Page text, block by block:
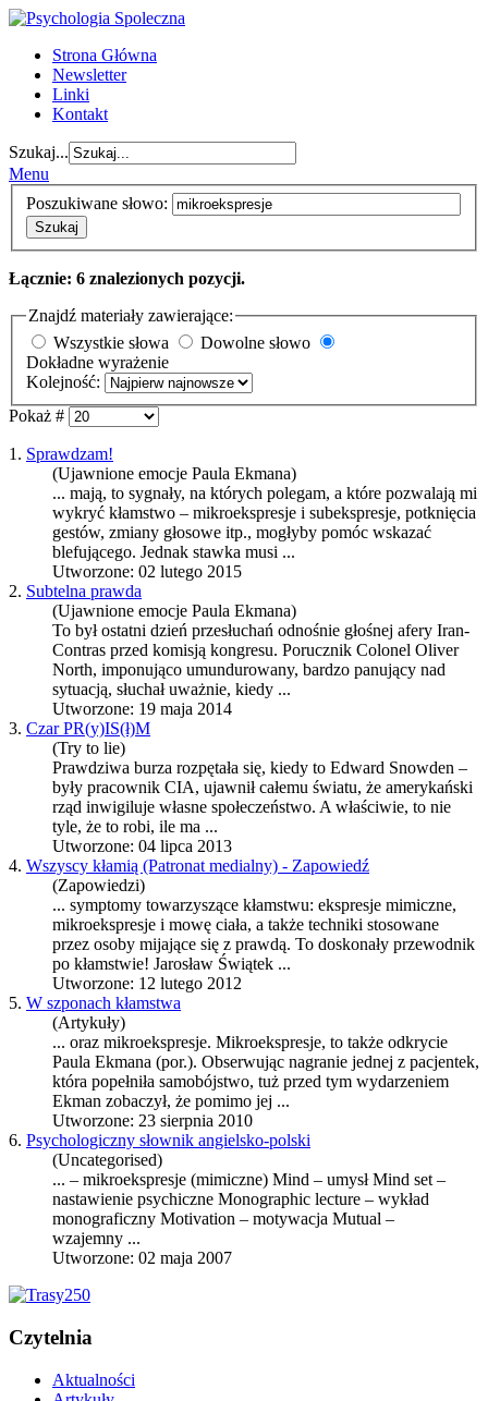
Strona Główna
Newsletter
Linki
Kontakt
Szukaj...
Menu
Poszukiwane słowo:
Szukaj
Łącznie: 6 znalezionych pozycji.
Znajdź materiały zawierające:
Wszystkie słowa
Dowolne słowo
Dokładne wyrażenie
Kolejność:
Pokaż #
1. Sprawdzam!
(Ujawnione emocje Paula Ekmana)
... mają, to sygnały, na których polegam, a które pozwalają mi
wykryć kłamstwo – mikroekspresje i subekspresje, potknięcia
gestów, zmiany głosowe itp., mogłyby pomóc wskazać
blefującego. Jednak stawka musi ...
Utworzone: 02 lutego 2015
2. Subtelna prawda
(Ujawnione emocje Paula Ekmana)
To był ostatni dzień przesłuchań odnośnie głośnej afery Iran-
Contras przed komisją kongresu. Porucznik Colonel Oliver
North, imponująco umundurowany, bardzo panujący nad
sytuacją, słuchał uważnie, kiedy ...
Utworzone: 19 maja 2014
3. Czar PR(y)IS(ł)M
(Try to lie)
Prawdziwa burza rozpętała się, kiedy to Edward Snowden –
były pracownik CIA, ujawnił całemu światu, że amerykański
rząd inwigiluje własne społeczeństwo. A właściwie, to nie
tyle, że to robi, ile ma ...
Utworzone: 04 lipca 2013
4. Wszyscy kłamią (Patronat medialny) - Zapowiedź
(Zapowiedzi)
... symptomy towarzyszące kłamstwu: ekspresje mimiczne,
mikroekspresje i mowę ciała, a także techniki stosowane
przez osoby mijające się z prawdą. To doskonały przewodnik
po kłamstwie! Jarosław Świątek ...
Utworzone: 12 lutego 2012
5. W szponach kłamstwa
(Artykuły)
... oraz mikroekspresje. Mikroekspresje, to także odkrycie
Paula Ekmana (por.). Obserwując nagranie jednej z pacjentek,
która popełniła samobójstwo, tuż przed tym wydarzeniem
Ekman zobaczył, że pomimo jej ...
Utworzone: 23 sierpnia 2010
6. Psychologiczny słownik angielsko-polski
(Uncategorised)
... – mikroekspresje (mimiczne) Mind – umysł Mind set –
nastawienie psychiczne Monographic lecture – wykład
monograficzny Motivation – motywacja Mutual –
wzajemny ...
Utworzone: 02 maja 2007
Czytelnia
Aktualności